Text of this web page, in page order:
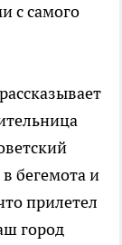
с самого
бегемота и
прилетел
город